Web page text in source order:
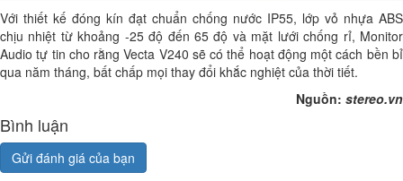
Với thiết kế đóng kín đạt chuẩn chống nước IP55, lớp vỏ nhựa ABS
chịu nhiệt từ khoảng -25 độ đến 65 độ và mặt lưới chống rỉ, Monitor
Audio tự tin cho rằng Vecta V240 sẽ có thể hoạt động một cách bền bỉ
qua năm tháng, bất chấp mọi thay đổi khắc nghiệt của thời tiết.
Nguồn: stereo.vn
Bình luận
Gửi đánh giá của bạn